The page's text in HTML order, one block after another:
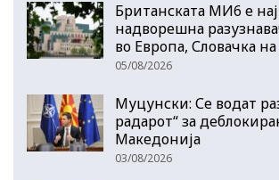
Британската МИ6 е
надворешна
во Европа, Словачка
05/08/2026
Муцунски: Се водат
радарот“ за
Македонија
03/08/2026